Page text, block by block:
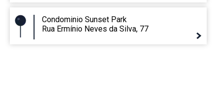
Condominio Sunset Park
Rua Ermínio Neves da Silva, 77